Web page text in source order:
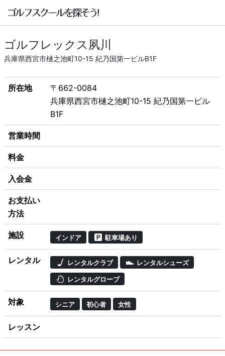
ゴルフレックス夙川
兵庫県西宮市樋之池町10-15 紀乃国第一ビルB1F
所在地
〒662-0084
兵庫県西宮市樋之池町10-15 紀乃国第一ビル
B1F
営業時間
料金
入会金
お支払い
方法
施設 インドア 駐車場あり
レンタル レンタルクラブ レンタルシューズ
レンタルグローブ
対象 シニア 初心者 女性
レッスン